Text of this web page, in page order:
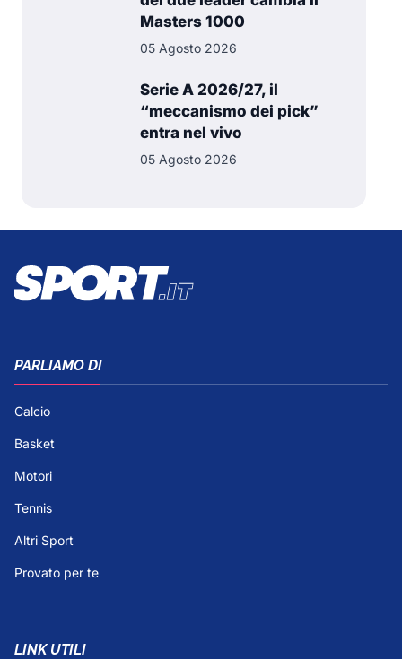
Masters 1000
05 Agosto 2026
Serie A 2026/27, il
“meccanismo dei pick”
entra nel vivo
05 Agosto 2026
PARLIAMO DI
Calcio
Basket
Motori
Tennis
Altri Sport
Provato per te
LINK UTILI